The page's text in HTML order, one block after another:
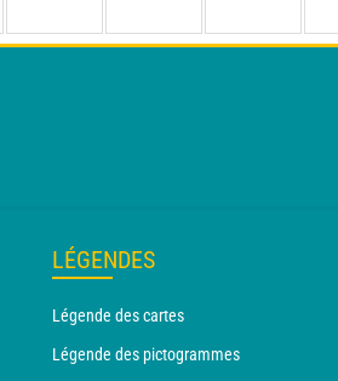
LÉGENDES
Légende des cartes
Légende des pictogrammes